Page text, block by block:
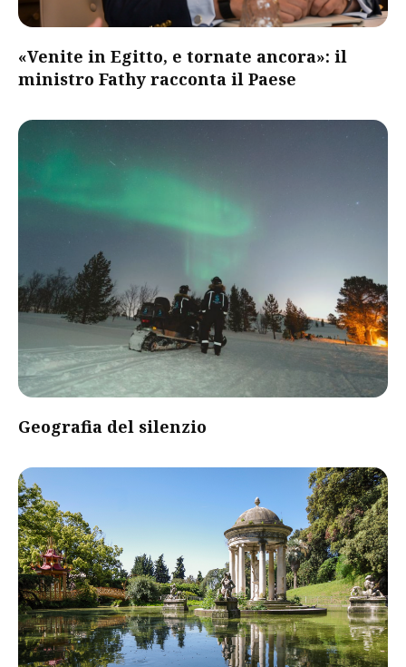
«Venite in Egitto, e tornate ancora»: il
ministro Fathy racconta il Paese
Geografia del silenzio